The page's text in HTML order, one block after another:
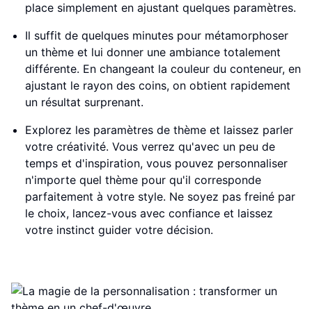
place simplement en ajustant quelques paramètres.
Il suffit de quelques minutes pour métamorphoser
un thème et lui donner une ambiance totalement
différente. En changeant la couleur du conteneur, en
ajustant le rayon des coins, on obtient rapidement
un résultat surprenant.
Explorez les paramètres de thème et laissez parler
votre créativité. Vous verrez qu'avec un peu de
temps et d'inspiration, vous pouvez personnaliser
n'importe quel thème pour qu'il corresponde
parfaitement à votre style. Ne soyez pas freiné par
le choix, lancez-vous avec confiance et laissez
votre instinct guider votre décision.